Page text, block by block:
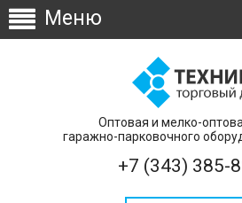
Оптовая и мелко-
гаражно-парковочного
+7 (343) 385-